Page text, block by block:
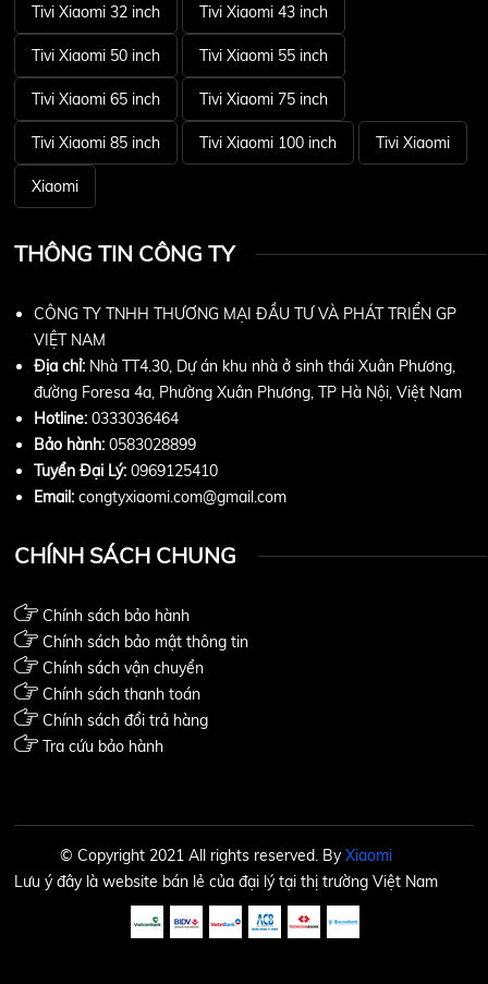
Tivi Xiaomi 32 inch Tivi Xiaomi 43 inch
Tivi Xiaomi 50 inch Tivi Xiaomi 55 inch
Tivi Xiaomi 65 inch Tivi Xiaomi 75 inch
Tivi Xiaomi 85 inch Tivi Xiaomi 100 inch Tivi Xiaomi
Xiaomi
THÔNG TIN CÔNG TY
CÔNG TY TNHH THƯƠNG MẠI ĐẦU TƯ VÀ PHÁT TRIỂN GP
VIỆT NAM
Địa chỉ: Nhà TT4.30, Dự án khu nhà ở sinh thái Xuân Phương,
đường Foresa 4a, Phường Xuân Phương, TP Hà Nội, Việt Nam
Hotline:0333036464
Bảo hành:0583028899
Tuyển Đại Lý: 0969125410
Email: congtyxiaomi.com@gmail.com
CHÍNH SÁCH CHUNG
Chính sách bảo hành
Chính sách bảo mật thông tin
Chính sách vận chuyển
Chính sách thanh toán
Chính sách đổi trả hàng
Tra cứu bảo hành
© Copyright 2021 All rights reserved. ByXiaomi
Lưu ý đây là website bán lẻ của đại lý tại thị trường Việt Nam